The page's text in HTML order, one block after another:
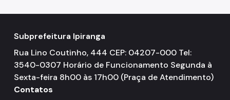
Subprefeitura Ipiranga
Rua Lino Coutinho, 444 CEP: 04207-000 Tel:
3540-0307 Horário de Funcionamento Segunda à
Sexta-feira 8h00 às 17h00 (Praça de Atendimento)
Contatos